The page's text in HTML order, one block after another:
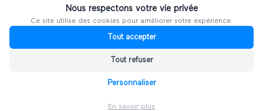
🎪Retrouvez cet exposant sur les salons
Nous respectons votre vie privée
Ce site utilise des cookies pour améliorer votre expérience.
Tout accepter
Tout refuser
Personnaliser
En savoir plus